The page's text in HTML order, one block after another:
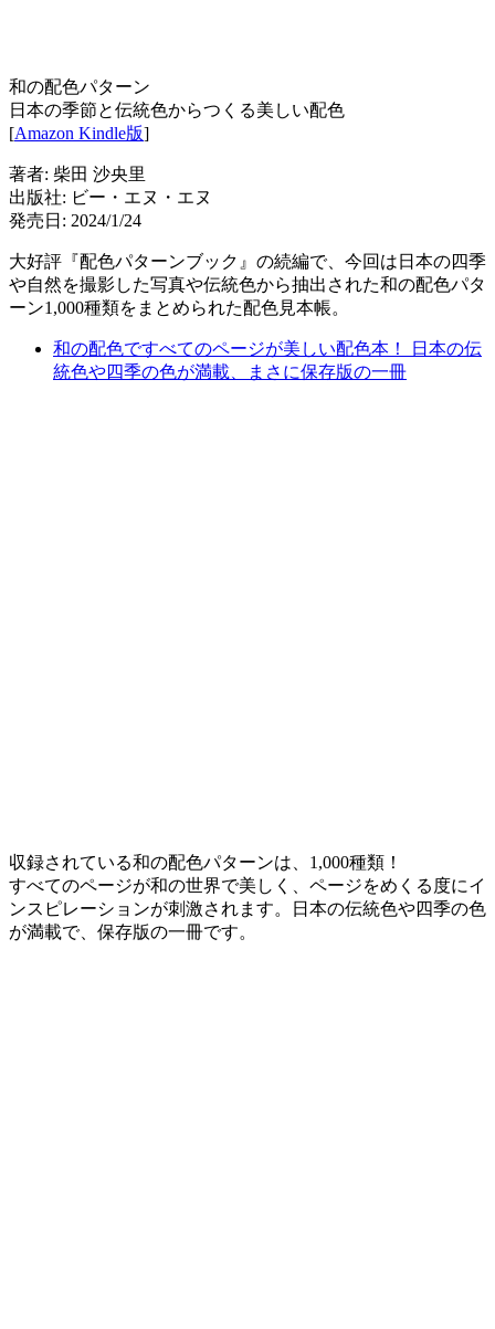
和の配色パターン
日本の季節と伝統色からつくる美しい配色
[Amazon Kindle版]
著者: 柴田 沙央里
出版社: ビー・エヌ・エヌ
発売日: 2024/1/24
大好評『配色パターンブック』の続編で、今回は日本の四季
や自然を撮影した写真や伝統色から抽出された和の配色パタ
ーン1,000種類をまとめられた配色見本帳。
和の配色ですべてのページが美しい配色本！ 日本の伝
統色や四季の色が満載、まさに保存版の一冊
収録されている和の配色パターンは、1,000種類！
すべてのページが和の世界で美しく、ページをめくる度にイ
ンスピレーションが刺激されます。日本の伝統色や四季の色
が満載で、保存版の一冊です。